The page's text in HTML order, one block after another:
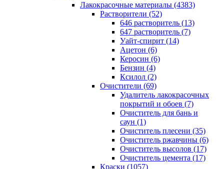
Лакокрасочные материалы (4383)
Растворители (52)
646 растворитель (13)
647 растворитель (7)
Уайт-спирит (14)
Ацетон (6)
Керосин (6)
Бензин (4)
Ксилол (2)
Очистители (69)
Удалитель лакокрасочных
покрытий и обоев (7)
Очиститель для бань и
саун (1)
Очиститель плесени (35)
Очиститель ржавчины (6)
Очиститель высолов (17)
Очиститель цемента (17)
Краски (1057)